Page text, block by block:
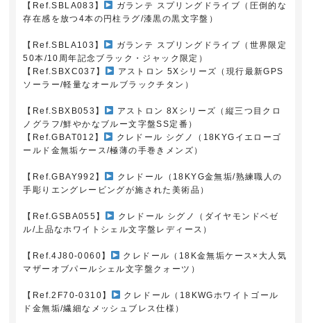
【Ref.SBLA083】
ガランテ スプリングドライブ（圧倒的な
存在感を放つ4本の円柱ラグ/漆黒の黒文字盤）
【Ref.SBLA103】
ガランテ スプリングドライブ（世界限定
50本/10周年記念ブラック・ジャック限定）
【Ref.SBXC037】
アストロン 5Xシリーズ（現行最新GPS
ソーラー/軽量なオールブラックチタン）
【Ref.SBXB053】
アストロン 8Xシリーズ（縦三つ目クロ
ノグラフ/鮮やかなブルー文字盤SS定番）
【Ref.GBAT012】
クレドール シグノ（18KYGイエローゴ
ールド金無垢ケース/極薄の手巻きメンズ）
【Ref.GBAY992】
クレドール（18KYG金無垢/熟練職人の
手彫りエングレービングが施された美術品）
【Ref.GSBA055】
クレドール シグノ（ダイヤモンドベゼ
ル/上品なホワイトシェル文字盤レディース）
【Ref.4J80-0060】
クレドール（18K金無垢ケース×大人気
マザーオブパールシェル文字盤クォーツ）
【Ref.2F70-0310】
クレドール（18KWGホワイトゴール
ド金無垢/繊細なメッシュブレス仕様）